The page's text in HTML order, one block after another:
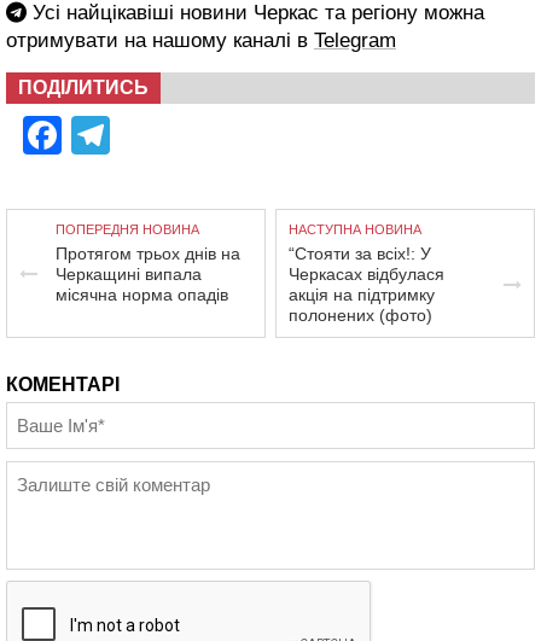
Усі найцікавіші новини Черкас та регіону можна
отримувати на нашому каналі в Telegram
ПОДІЛИТИСЬ
Facebook
ПОПЕРЕДНЯ НОВИНА
Протягом трьох днів на
Черкащині випала
місячна норма опадів
НАСТУПНА НОВИНА
“Стояти за всіх!: У
Черкасах відбулася
акція на підтримку
полонених (фото)
КОМЕНТАРІ